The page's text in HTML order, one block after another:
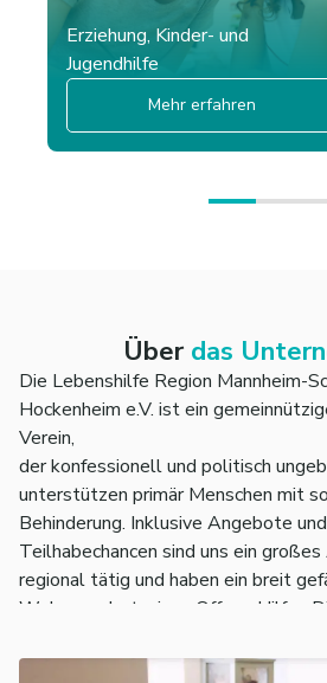
Erziehung, Kinder- und
Jugendhilfe
Mehr erfahren
Über das
Die Lebenshilfe Region Mannheim-
Hockenheim e.V. ist ein
Verein,
der konfessionell und politisch
unterstützen primär Menschen mit
Behinderung. Inklusive Angebote
Teilhabechancen sind uns ein
regional tätig und haben ein breit
Wohnangebot, einen Offene Hilfen
einen Fachdienst